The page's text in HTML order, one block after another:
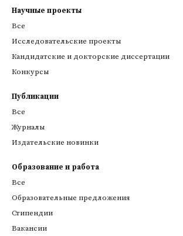
Научные проекты
Все
Исследовательские проекты
Кандидатские и докторские диссертации
Конкурсы
Публикации
Все
Журналы
Издательские новинки
Образование и работа
Все
Образовательные предложения
Стипендии
Вакансии